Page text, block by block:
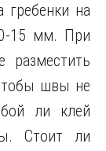
на
15 мм. При
разместить
швы не
ли клей
Стоит ли